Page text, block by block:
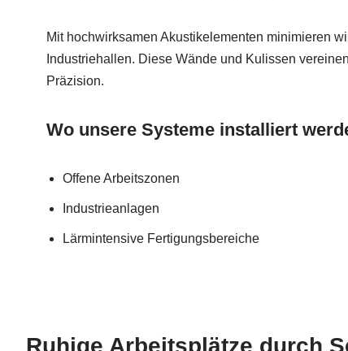
Mit hochwirksamen Akustikelementen minimieren
Industriehallen. Diese Wände und Kulissen
Präzision.
Wo unsere Systeme installiert
Offene Arbeitszonen
Industrieanlagen
Lärmintensive Fertigungsbereiche
Ruhige Arbeitsplätze durch